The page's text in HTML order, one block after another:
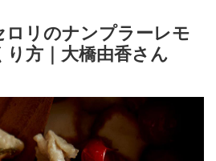
ロリのナンプラーレモ
り方｜大橋由香さん